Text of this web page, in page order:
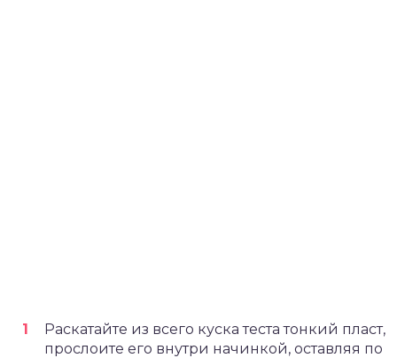
Раскатайте из всего куска теста тонкий пласт,
прослоите его внутри начинкой, оставляя по